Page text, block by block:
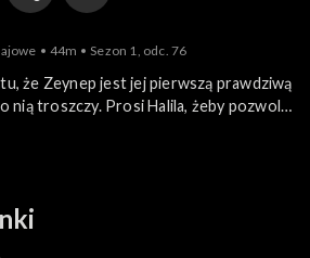
44m Sezon 1, odc. 76
że Zeynep jest jej pierwszą prawdziwą
nią troszczy. Prosi Halila, żeby pozwolił
z Ayalą. Nevin mówi synowi, że
Ferihą. Eren szuka agronoma, a Halil
uprawę lawendy.